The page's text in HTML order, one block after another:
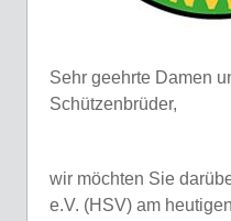
Sehr geehrte Damen
Schützenbrüder,
wir möchten Sie
e.V. (HSV) am